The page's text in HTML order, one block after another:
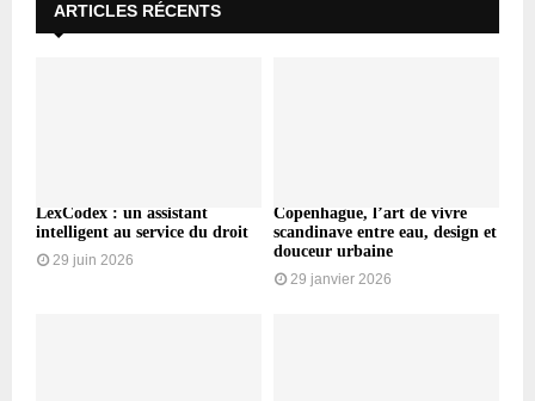
ARTICLES RÉCENTS
LexCodex : un assistant
intelligent au service du droit
29 juin 2026
Copenhague, l’art de vivre
scandinave entre eau, design et
douceur urbaine
29 janvier 2026